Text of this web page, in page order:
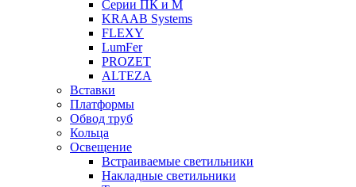
Серии ПК и М
KRAAB Systems
FLEXY
LumFer
PROZET
ALTEZA
Вставки
Платформы
Обвод труб
Кольца
Освещение
Встраиваемые светильники
Накладные светильники